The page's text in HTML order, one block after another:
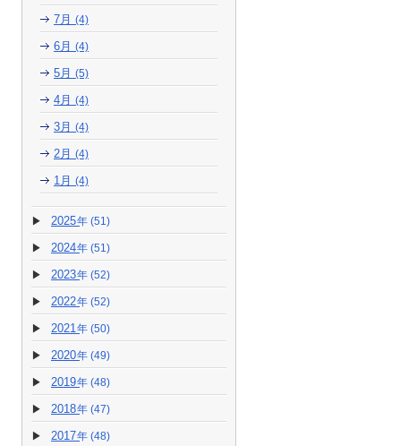
7月(4)
6月(4)
5月(5)
4月(4)
3月(4)
2月(4)
1月(4)
2025 (51)
2024 (51)
2023 (52)
2022 (52)
2021 (50)
2020 (49)
2019 (48)
2018 (47)
2017 (48)